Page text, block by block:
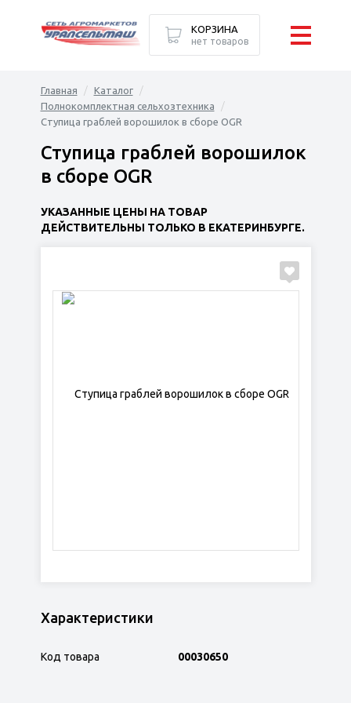
Главная
Каталог
Полнокомплектная сельхозтехника
Ступица граблей ворошилок в сборе OGR
Ступица граблей ворошилок
в сборе OGR
УКАЗАННЫЕ ЦЕНЫ НА ТОВАР
ДЕЙСТВИТЕЛЬНЫ ТОЛЬКО В ЕКАТЕРИНБУРГЕ.
Характеристики
Код товара 00030650
КОРЗИНА
нет товаров